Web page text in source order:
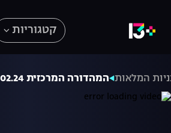
קטגוריות
המלאות המהדורה המרכזית 25.02.24 - המהדורה המלאה